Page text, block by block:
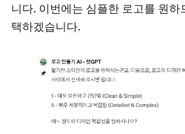
니다. 이번에는 심플한 로고를 원하
택하겠습니다.